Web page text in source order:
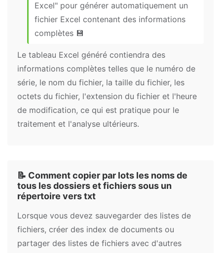
Excel" pour générer automatiquement un
fichier Excel contenant des informations
complètes 💾
Le tableau Excel généré contiendra des
informations complètes telles que le numéro de
série, le nom du fichier, la taille du fichier, les
octets du fichier, l'extension du fichier et l'heure
de modification, ce qui est pratique pour le
traitement et l'analyse ultérieurs.
📝 Comment copier par lots les noms de
tous les dossiers et fichiers sous un
répertoire vers txt
Lorsque vous devez sauvegarder des listes de
fichiers, créer des index de documents ou
partager des listes de fichiers avec d'autres